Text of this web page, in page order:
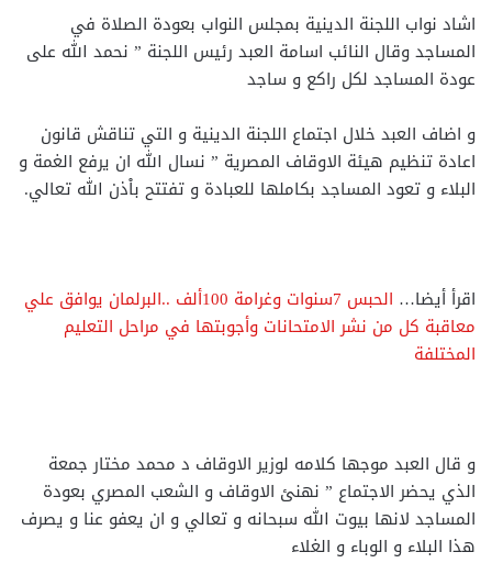
اشاد نواب اللجنة الدينية بمجلس النواب بعودة الصلاة في
المساجد وقال النائب اسامة العبد رئيس اللجنة ” نحمد الله على
عودة المساجد لكل راكع و ساجد
و اضاف العبد خلال اجتماع اللجنة الدينية و التي تناقش قانون
اعادة تنظيم هيئة الاوقاف المصرية ” نسال الله ان يرفع الغمة و
البلاء و تعود المساجد بكاملها للعبادة و تفتتح باْذن الله تعالي.
اقرأ أيضا…
الحبس 7سنوات وغرامة 100ألف ..البرلمان يوافق علي
معاقبة كل من نشر الامتحانات وأجوبتها في مراحل التعليم
المختلفة
و قال العبد موجها كلامه لوزير الاوقاف د محمد مختار جمعة
الذي يحضر الاجتماع ” نهنئ الاوقاف و الشعب المصري بعودة
المساجد لانها بيوت الله سبحانه و تعالي و ان يعفو عنا و يصرف
هذا البلاء و الوباء و الغلاء